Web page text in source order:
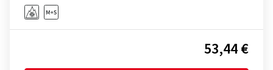
53,44 €